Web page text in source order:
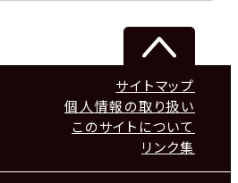
サイトマップ
個人情報の取り扱い
このサイトについて
リンク集